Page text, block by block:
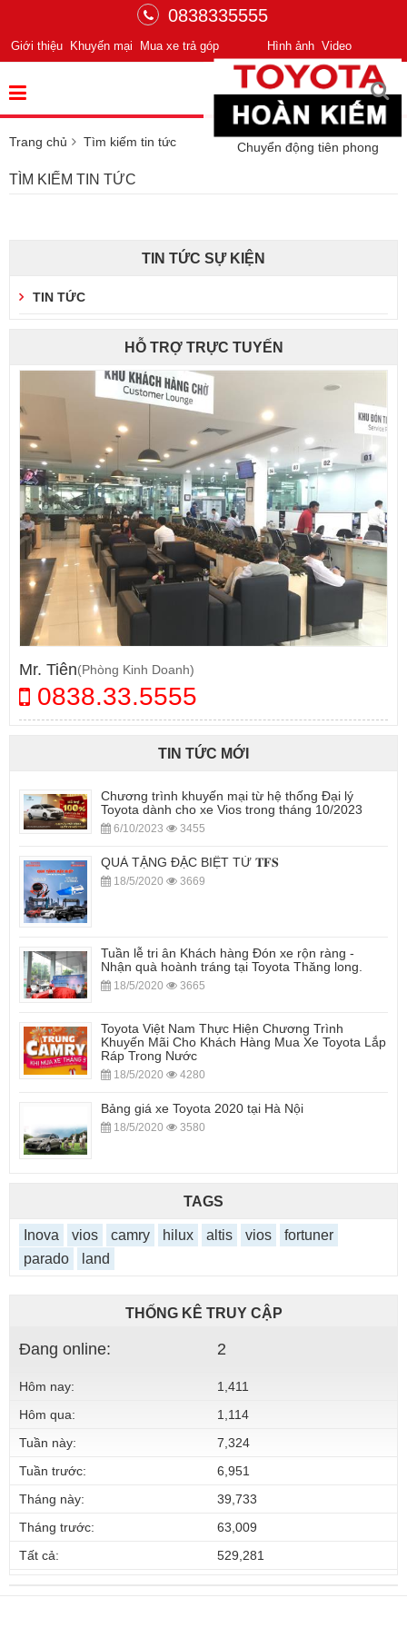
0838335555
Hình ảnh Video
Giới thiệu Khuyến mại Mua xe trả góp
Chuyển động tiên phong
Trang chủ Tìm kiếm tin tức
TÌM KIẾM TIN TỨC
TIN TỨC SỰ KIỆN
TIN TỨC
HỖ TRỢ TRỰC TUYẾN
Mr. Tiên(Phòng Kinh Doanh)
0838.33.5555
TIN TỨC MỚI
Chương trình khuyến mại từ hệ thống Đại lý
Toyota dành cho xe Vios trong tháng 10/2023
6/10/2023 3455
QUÀ TẶNG ĐẶC BIỆT TỪ 𝐓𝐅𝐒
18/5/2020 3669
Tuần lễ tri ân Khách hàng Đón xe rộn ràng -
Nhận quà hoành tráng tại Toyota Thăng long.
18/5/2020 3665
Toyota Việt Nam Thực Hiện Chương Trình
Khuyến Mãi Cho Khách Hàng Mua Xe Toyota Lắp
Ráp Trong Nước
18/5/2020 4280
Bảng giá xe Toyota 2020 tại Hà Nội
18/5/2020 3580
TAGS
Inova vios camry hilux altis vios
fortuner
parado
land
THỐNG KÊ TRUY CẬP
Đang online: 2
Hôm nay:
1,411
Hôm qua:
1,114
Tuần này:
7,324
Tuần trước:
6,951
Tháng này:
39,733
Tháng trước:
63,009
Tất cả:
529,281